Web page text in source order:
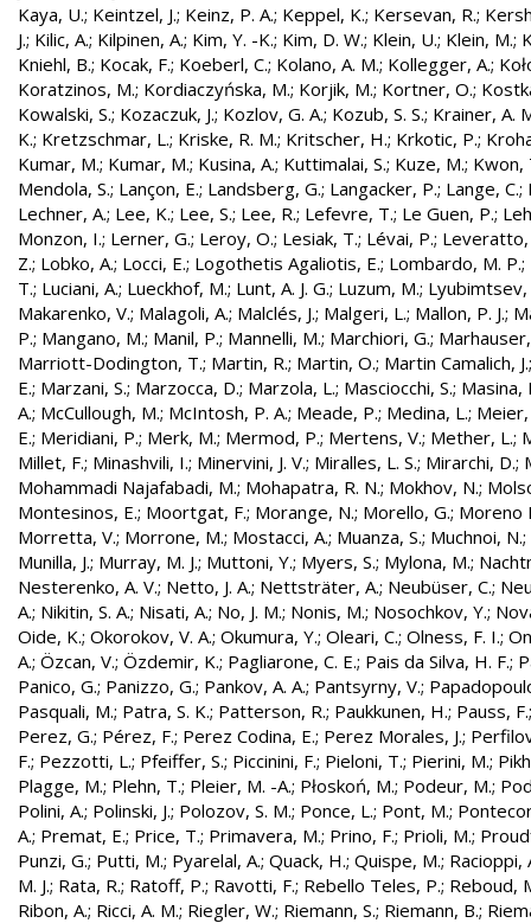
Kaya, U.; Keintzel, J.; Keinz, P. A.; Keppel, K.; Kersevan, R.;
J.; Kilic, A.; Kilpinen, A.; Kim, Y. -K.; Kim, D. W.; Klein, U.; Klein, M.;
Kniehl, B.; Kocak, F.; Koeberl, C.; Kolano, A. M.; Kollegger, A.;
Koratzinos, M.; Kordiaczyńska, M.; Korjik, M.; Kortner, O.;
Kowalski, S.; Kozaczuk, J.; Kozlov, G. A.; Kozub, S. S.; Krainer, A.
K.; Kretzschmar, L.; Kriske, R. M.; Kritscher, H.; Krkotic, P.;
Kumar, M.; Kumar, M.; Kusina, A.; Kuttimalai, S.; Kuze, M.; Kwon,
Mendola, S.; Lançon, E.; Landsberg, G.; Langacker, P.; Lange, C.;
Lechner, A.; Lee, K.; Lee, S.; Lee, R.; Lefevre, T.; Le Guen, P.;
Monzon, I.; Lerner, G.; Leroy, O.; Lesiak, T.; Lévai, P.; Leveratto,
Z.; Lobko, A.; Locci, E.; Logothetis Agaliotis, E.; Lombardo, M. P.;
T.; Luciani, A.; Lueckhof, M.; Lunt, A. J. G.; Luzum, M.; Lyubimtsev,
Makarenko, V.; Malagoli, A.; Malclés, J.; Malgeri, L.; Mallon, P. J.;
P.; Mangano, M.; Manil, P.; Mannelli, M.; Marchiori, G.;
Marriott-Dodington, T.; Martin, R.; Martin, O.; Martin Camalich, J.
E.; Marzani, S.; Marzocca, D.; Marzola, L.; Masciocchi, S.; Masina,
A.; McCullough, M.; McIntosh, P. A.; Meade, P.; Medina, L.; Meier,
E.; Meridiani, P.; Merk, M.; Mermod, P.; Mertens, V.; Mether, L.;
Millet, F.; Minashvili, I.; Minervini, J. V.; Miralles, L. S.; Mirarchi, D.;
Mohammadi Najafabadi, M.; Mohapatra, R. N.; Mokhov, N.;
Montesinos, E.; Moortgat, F.; Morange, N.; Morello, G.; Moreno
Morretta, V.; Morrone, M.; Mostacci, A.; Muanza, S.; Muchnoi, N.;
Munilla, J.; Murray, M. J.; Muttoni, Y.; Myers, S.; Mylona, M.;
Nesterenko, A. V.; Netto, J. A.; Nettsträter, A.; Neubüser, C.;
A.; Nikitin, S. A.; Nisati, A.; No, J. M.; Nonis, M.; Nosochkov, Y.;
Oide, K.; Okorokov, V. A.; Okumura, Y.; Oleari, C.; Olness, F. I.;
A.; Özcan, V.; Özdemir, K.; Pagliarone, C. E.; Pais da Silva, H. F.;
Panico, G.; Panizzo, G.; Pankov, A. A.; Pantsyrny, V.;
Pasquali, M.; Patra, S. K.; Patterson, R.; Paukkunen, H.; Pauss, F.
Perez, G.; Pérez, F.; Perez Codina, E.; Perez Morales, J.;
F.; Pezzotti, L.; Pfeiffer, S.; Piccinini, F.; Pieloni, T.; Pierini, M.;
Plagge, M.; Plehn, T.; Pleier, M. -A.; Płoskoń, M.; Podeur, M.;
Polini, A.; Polinski, J.; Polozov, S. M.; Ponce, L.; Pont, M.;
A.; Premat, E.; Price, T.; Primavera, M.; Prino, F.; Prioli, M.;
Punzi, G.; Putti, M.; Pyarelal, A.; Quack, H.; Quispe, M.; Racioppi,
M. J.; Rata, R.; Ratoff, P.; Ravotti, F.; Rebello Teles, P.; Reboud,
Ribon, A.; Ricci, A. M.; Riegler, W.; Riemann, S.; Riemann, B.;